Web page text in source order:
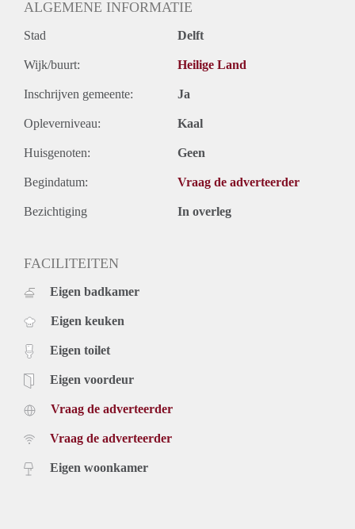
ALGEMENE INFORMATIE
Stad Delft
Wijk/buurt: Heilige Land
Inschrijven gemeente: Ja
Opleverniveau: Kaal
Huisgenoten: Geen
Begindatum: Vraag de adverteerder
Bezichtiging In overleg
FACILITEITEN
Eigen badkamer
Eigen keuken
Eigen toilet
Eigen voordeur
Vraag de adverteerder
Vraag de adverteerder
Eigen woonkamer